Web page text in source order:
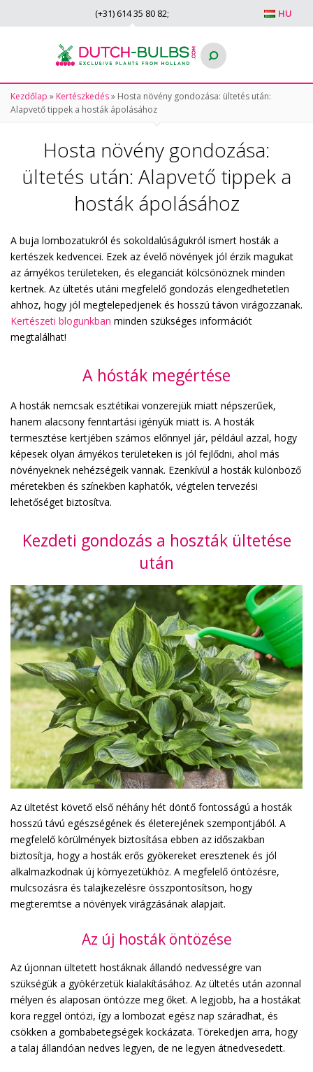
HU
(+31) 614 35 80 82;
Kezdőlap » Kertészkedés» Hosta növény gondozása: ültetés után:
Alapvető tippek a hosták ápolásához
Hosta növény gondozása:
ültetés után: Alapvető tippek a
hosták ápolásához
A buja lombozatukról és sokoldalúságukról ismert hosták a
kertészek kedvencei. Ezek az évelő növények jól érzik magukat
az árnyékos területeken, és eleganciát kölcsönöznek minden
kertnek. Az ültetés utáni megfelelő gondozás elengedhetetlen
ahhoz, hogy jól megtelepedjenek és hosszú távon virágozzanak.
Kertészeti blogunkban minden szükséges információt
megtalálhat!
A hósták megértése
A hosták nemcsak esztétikai vonzerejük miatt népszerűek,
hanem alacsony fenntartási igényük miatt is. A hosták
termesztése kertjében számos előnnyel jár, például azzal, hogy
képesek olyan árnyékos területeken is jól fejlődni, ahol más
növényeknek nehézségeik vannak. Ezenkívül a hosták különböző
méretekben és színekben kaphatók, végtelen tervezési
lehetőséget biztosítva.
Kezdeti gondozás a hoszták ültetése
után
Az ültetést követő első néhány hét döntő fontosságú a hosták
hosszú távú egészségének és életerejének szempontjából. A
megfelelő körülmények biztosítása ebben az időszakban
biztosítja, hogy a hosták erős gyökereket eresztenek és jól
alkalmazkodnak új környezetükhöz. A megfelelő öntözésre,
mulcsozásra és talajkezelésre összpontosítson, hogy
megteremtse a növények virágzásának alapjait.
Az új hosták öntözése
Az újonnan ültetett hostáknak állandó nedvességre van
szükségük a gyökérzetük kialakításához. Az ültetés után azonnal
mélyen és alaposan öntözze meg őket. A legjobb, ha a hostákat
kora reggel öntözi, így a lombozat egész nap száradhat, és
csökken a gombabetegségek kockázata. Törekedjen arra, hogy
a talaj állandóan nedves legyen, de ne legyen átnedvesedett.